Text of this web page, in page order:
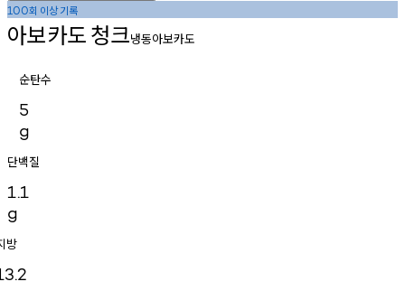
100회 이상기록
아보카도청크냉동아보카도
순탄수
5
g
단백질
1.1
g
방